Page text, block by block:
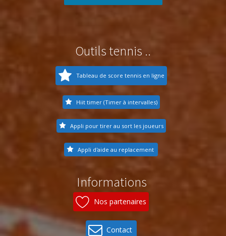
Outils tennis ..
Tableau de score tennis en ligne
Hiit timer (Timer à intervalles)
Appli pour tirer au sort les joueurs
Appli d'aide au replacement
Informations
Nos partenaires
Contact